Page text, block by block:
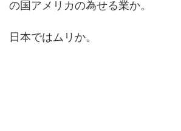
の国アメリカの為せる業か。
日本ではムリか。